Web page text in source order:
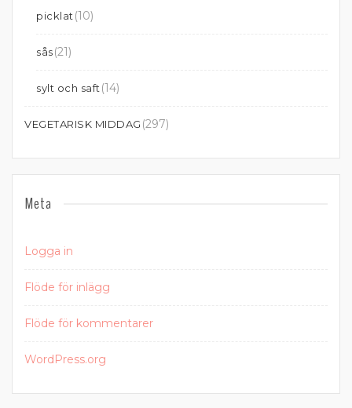
picklat (10)
sås(21)
sylt och saft (14)
VEGETARISK MIDDAG (297)
Meta
Logga in
Flöde för inlägg
Flöde för kommentarer
WordPress.org